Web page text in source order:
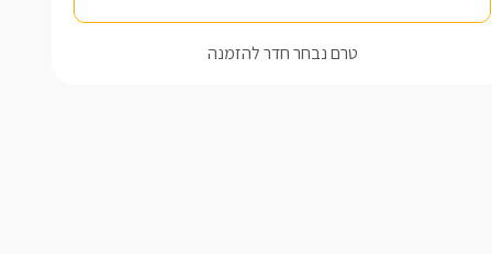
טרם נבחר חדר להזמנה